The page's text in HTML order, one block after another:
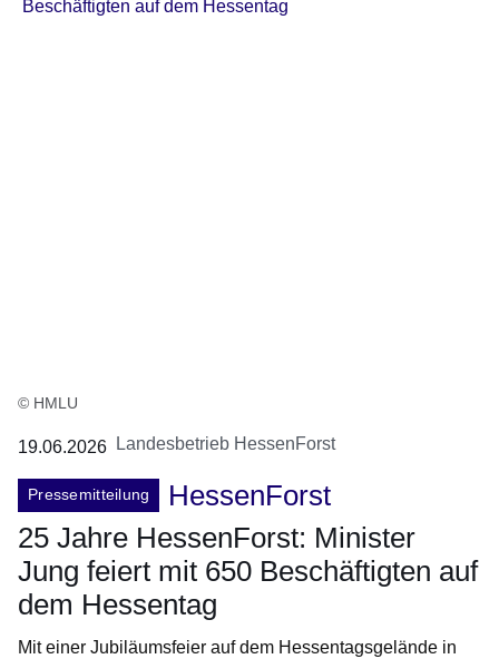
Beschäftigten auf dem Hessentag
© HMLU
19.06.2026 Landesbetrieb HessenForst
Pressemitteilung
HessenForst
25 Jahre HessenForst: Minister
Jung feiert mit 650 Beschäftigten auf
dem Hessentag
Mit einer Jubiläumsfeier auf dem Hessentagsgelände in